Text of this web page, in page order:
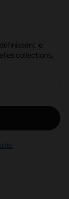
le
collections,